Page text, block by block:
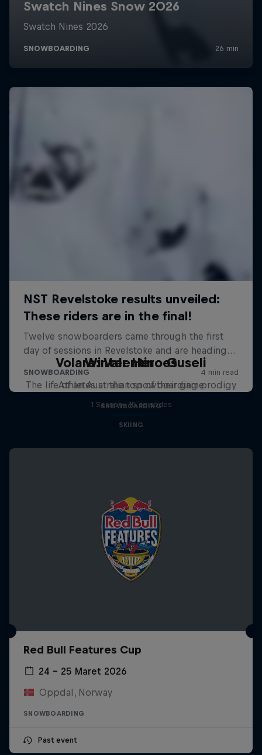
Volare: Valentino Guseli
The life of an Australian snowboarding prodigy
SNOWBOARDING
Winter Heroes
Athletes at the top of their game
1 Season · 15 episodes
SKIING
Red Bull Features Cup
24 – 25 Maret 2026
Oppdal, Norway
SNOWBOARDING
Past event